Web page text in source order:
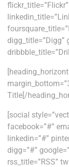
digg_title=”Digg”
Title[/
[social
facebook=”#”
linkedin=”#”
digg=”#”
rss_title=”RSS”